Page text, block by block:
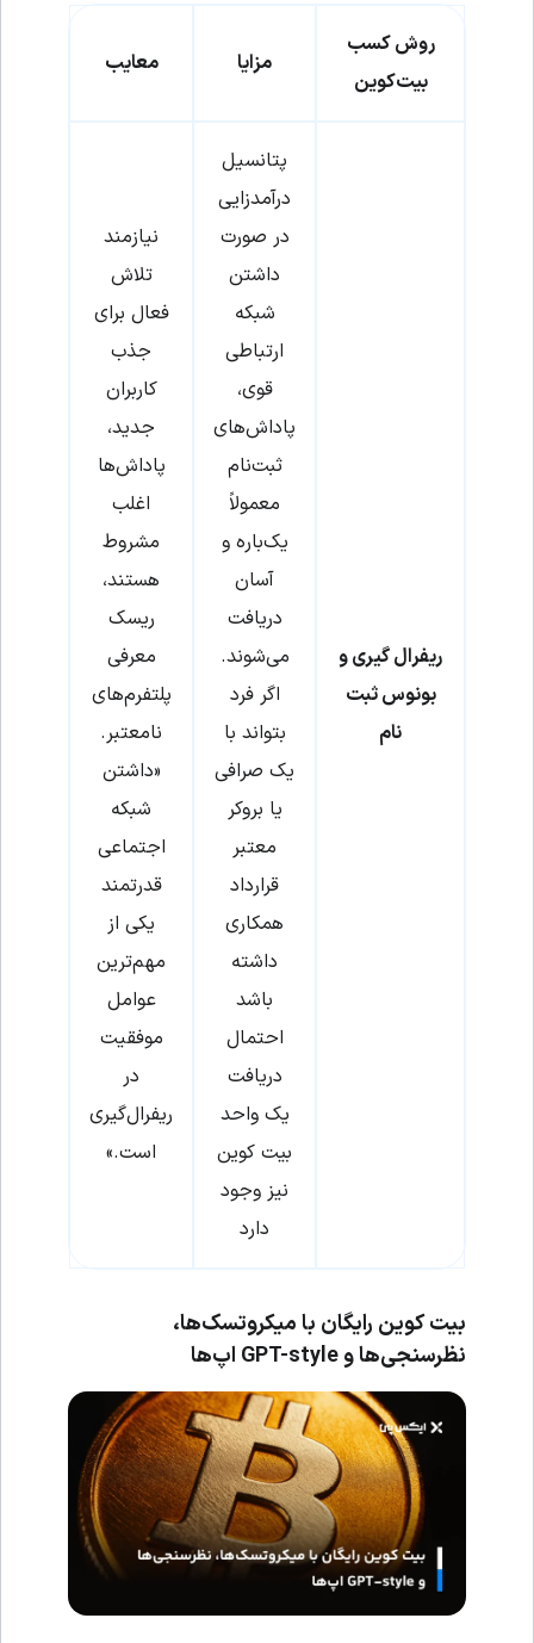
روش کسب
بیت‌کوین
مزایا معایب
ریفرال گیری و
بونوس ثبت
نام
پتانسیل
درآمدزایی
در صورت
داشتن
شبکه
ارتباطی
قوی،
پاداش‌های
ثبت‌نام
معمولاً
یک‌باره و
آسان
دریافت
می‌شوند.
اگر فرد
بتواند با
یک صرافی
یا بروکر
معتبر
قرارداد
همکاری
داشته
باشد
احتمال
دریافت
یک واحد
بیت کوین
نیز وجود
دارد
نیازمند
تلاش
فعال برای
جذب
کاربران
جدید،
پاداش‌ها
اغلب
مشروط
هستند،
ریسک
معرفی
پلتفرم‌های
نامعتبر.
«داشتن
شبکه
اجتماعی
قدرتمند
یکی از
مهم‌ترین
عوامل
موفقیت
در
ریفرال‌گیری
است.»
بیت کوین رایگان با میکروتسک‌ها،
نظرسنجی‌ها و
اپ‌ها